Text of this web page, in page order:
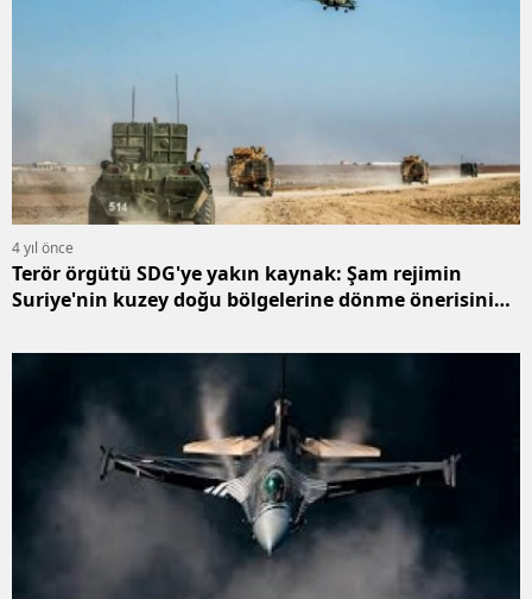
4 yıl önce
Terör örgütü SDG'ye yakın kaynak: Şam rejimin
Suriye'nin kuzey doğu bölgelerine dönme önerisini